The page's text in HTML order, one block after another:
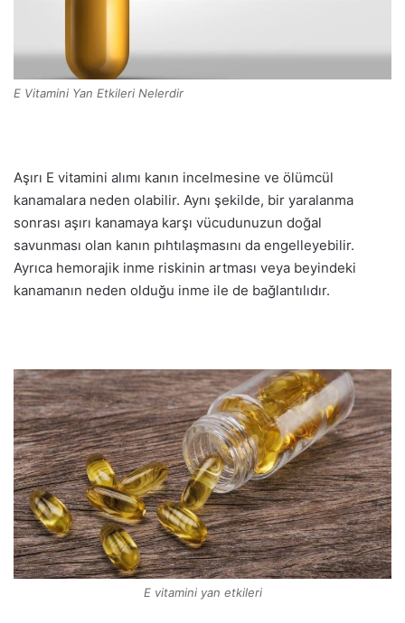
E Vitamini Yan Etkileri Nelerdir
Aşırı E vitamini alımı kanın incelmesine ve ölümcül
kanamalara neden olabilir. Aynı şekilde, bir yaralanma
sonrası aşırı kanamaya karşı vücudunuzun doğal
savunması olan kanın pıhtılaşmasını da engelleyebilir.
Ayrıca hemorajik inme riskinin artması veya beyindeki
kanamanın neden olduğu inme ile de bağlantılıdır.
E vitamini yan etkileri